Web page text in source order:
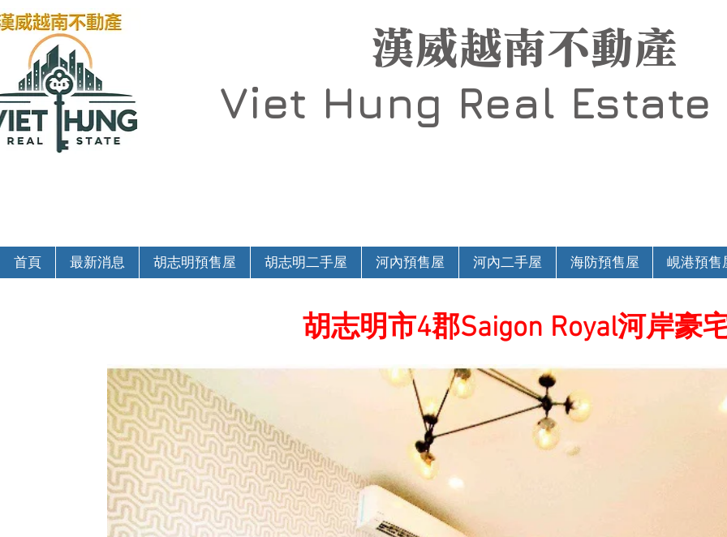
漢威越南不動產
Viet Hung Real Estate
首頁 最新消息 胡志明預售屋 胡志明二手屋 河內預售屋 河內二手屋 海防預售屋 峴港預售
胡志明市4郡Saigon Royal河岸豪